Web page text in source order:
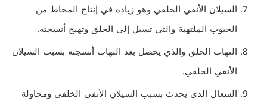
السيلان الأنفي الخلفي وهو زيادة في إنتاج المخاط من
الجيوب الملتهبة والتي تسيل إلى الحلق وتهيج أنسجته.
التهاب الحلق والذي يحصل بعد التهاب أنسجته بسبب السيلان
الأنفي الخلفي.
السعال الذي يحدث بسبب السيلان الأنفي الخلفي ومحاولة